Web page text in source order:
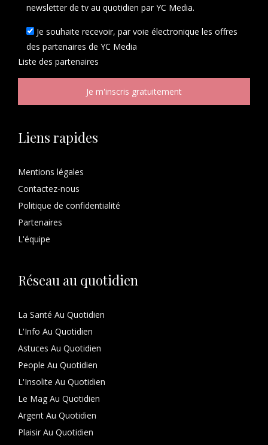
newsletter de tv au quotidien par YC Media.
Je souhaite recevoir, par voie électronique les offres
des partenaires de YC Media
Liste des partenaires
Liens rapides
Mentions légales
Contactez-nous
Politique de confidentialité
Partenaires
L'équipe
Réseau au quotidien
La Santé Au Quotidien
L'Info Au Quotidien
Astuces Au Quotidien
People Au Quotidien
L'Insolite Au Quotidien
Le Mag Au Quotidien
Argent Au Quotidien
Plaisir Au Quotidien